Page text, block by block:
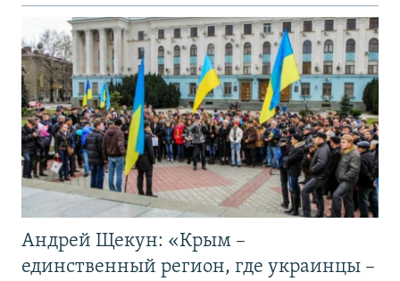
Андрей Щекун: «Крым –
единственный регион, где украинцы –